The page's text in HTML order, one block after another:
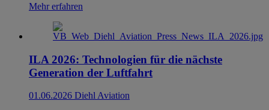
Mehr erfahren
ILA 2026: Technologien für die nächste
Generation der Luftfahrt
01.06.2026 Diehl Aviation